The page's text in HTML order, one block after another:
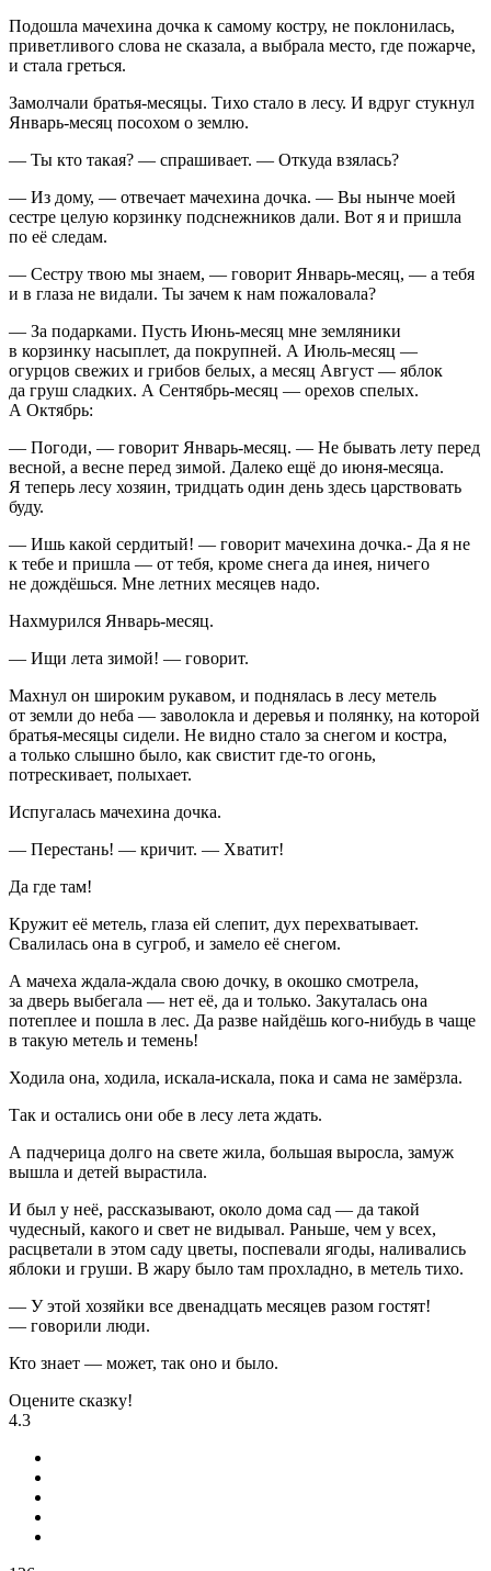
Подошла мачехина дочка к самому костру, не поклонилась,
приветливого слова не сказала, а выбрала место, где пожарче,
и стала греться.
Замолчали братья-месяцы. Тихо стало в лесу. И вдруг стукнул
Январь-месяц посохом о землю.
— Ты кто такая? — спрашивает. — Откуда взялась?
— Из дому, — отвечает мачехина дочка. — Вы нынче моей
сестре целую корзинку подснежников дали. Вот я и пришла
по её следам.
— Сестру твою мы знаем, — говорит Январь-месяц, — а тебя
и в глаза не видали. Ты зачем к нам пожаловала?
— За подарками. Пусть Июнь-месяц мне земляники
в корзинку насыплет, да покрупней. А Июль-месяц —
огурцов свежих и грибов белых, а месяц Август — яблок
да груш сладких. А Сентябрь-месяц — орехов спелых.
А Октябрь:
— Погоди, — говорит Январь-месяц. — Не бывать лету перед
весной, а весне перед зимой. Далеко ещё до июня-месяца.
Я теперь лесу хозяин, тридцать один день здесь царствовать
буду.
— Ишь какой сердитый! — говорит мачехина дочка.- Да я не
к тебе и пришла — от тебя, кроме снега да инея, ничего
не дождёшься. Мне летних месяцев надо.
Нахмурился Январь-месяц.
— Ищи лета зимой! — говорит.
Махнул он широким рукавом, и поднялась в лесу метель
от земли до неба — заволокла и деревья и полянку, на которой
братья-месяцы сидели. Не видно стало за снегом и костра,
а только слышно было, как свистит где-то огонь,
потрескивает, полыхает.
Испугалась мачехина дочка.
— Перестань! — кричит. — Хватит!
Да где там!
Кружит её метель, глаза ей слепит, дух перехватывает.
Свалилась она в сугроб, и замело её снегом.
А мачеха ждала-ждала свою дочку, в окошко смотрела,
за дверь выбегала — нет её, да и только. Закуталась она
потеплее и пошла в лес. Да разве найдёшь кого-нибудь в чаще
в такую метель и темень!
Ходила она, ходила, искала-искала, пока и сама не замёрзла.
Так и остались они обе в лесу лета ждать.
А падчерица долго на свете жила, большая выросла, замуж
вышла и детей вырастила.
И был у неё, рассказывают, около дома сад — да такой
чудесный, какого и свет не видывал. Раньше, чем у всех,
расцветали в этом саду цветы, поспевали ягоды, наливались
яблоки и груши. В жару было там прохладно, в метель тихо.
— У этой хозяйки все двенадцать месяцев разом гостят!
— говорили люди.
Кто знает — может, так оно и было.
Оцените сказку!
4.3